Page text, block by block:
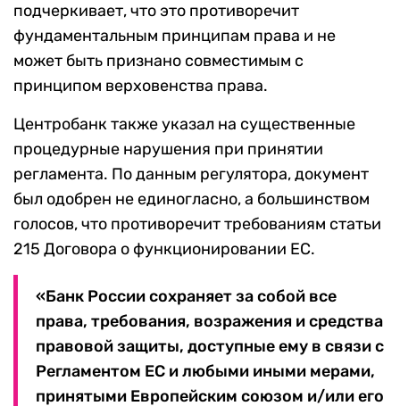
подчеркивает, что это противоречит
фундаментальным принципам права и не
может быть признано совместимым с
принципом верховенства права.
Центробанк также указал на существенные
процедурные нарушения при принятии
регламента. По данным регулятора, документ
был одобрен не единогласно, а большинством
голосов, что противоречит требованиям статьи
215 Договора о функционировании ЕС.
«Банк России сохраняет за собой все
права, требования, возражения и средства
правовой защиты, доступные ему в связи с
Регламентом ЕС и любыми иными мерами,
принятыми Европейским союзом и/или его